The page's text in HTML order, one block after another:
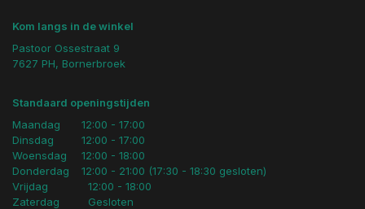
Kom langs in de winkel
Pastoor Ossestraat 9
7627 PH, Bornerbroek
Standaard openingstijden
Maandag
Dinsdag
Woensdag
Donderdag
12:00 - 17:00
12:00 - 17:00
12:00 - 18:00
12:00 - 21:00 (17:30 - 18:30 gesloten)
Vrijdag
Zaterdag
12:00 - 18:00
Gesloten